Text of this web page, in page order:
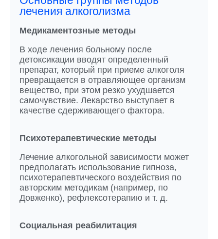
лечения алкоголизма
Медикаментозные методы
В ходе лечения больному после
детоксикации вводят определенный
препарат, который при приеме алкоголя
превращается в отравляющее организм
вещество, при этом резко ухудшается
самочувствие. Лекарство выступает в
качестве сдерживающего фактора.
Психотерапевтические методы
Лечение алкогольной зависимости может
предполагать использование гипноза,
психотерапевтического воздействия по
авторским методикам (например, по
Довженко), рефлексотерапию и т. д.
Социальная реабилитация